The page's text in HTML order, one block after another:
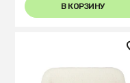
В КОРЗИНУ